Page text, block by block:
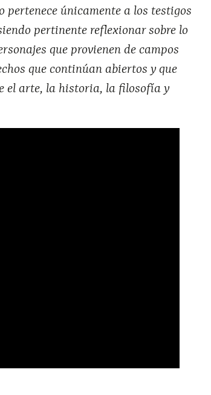
pertenece únicamente a los testigos
pertinente reflexionar sobre lo
que provienen de campos
que continúan abiertos y que
el arte, la historia, la filosofía y